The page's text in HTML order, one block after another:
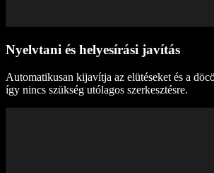
Nyelvtani és helyesírási javítás
Automatikusan kijavítja az elütéseket és a
így nincs szükség utólagos szerkesztésre.